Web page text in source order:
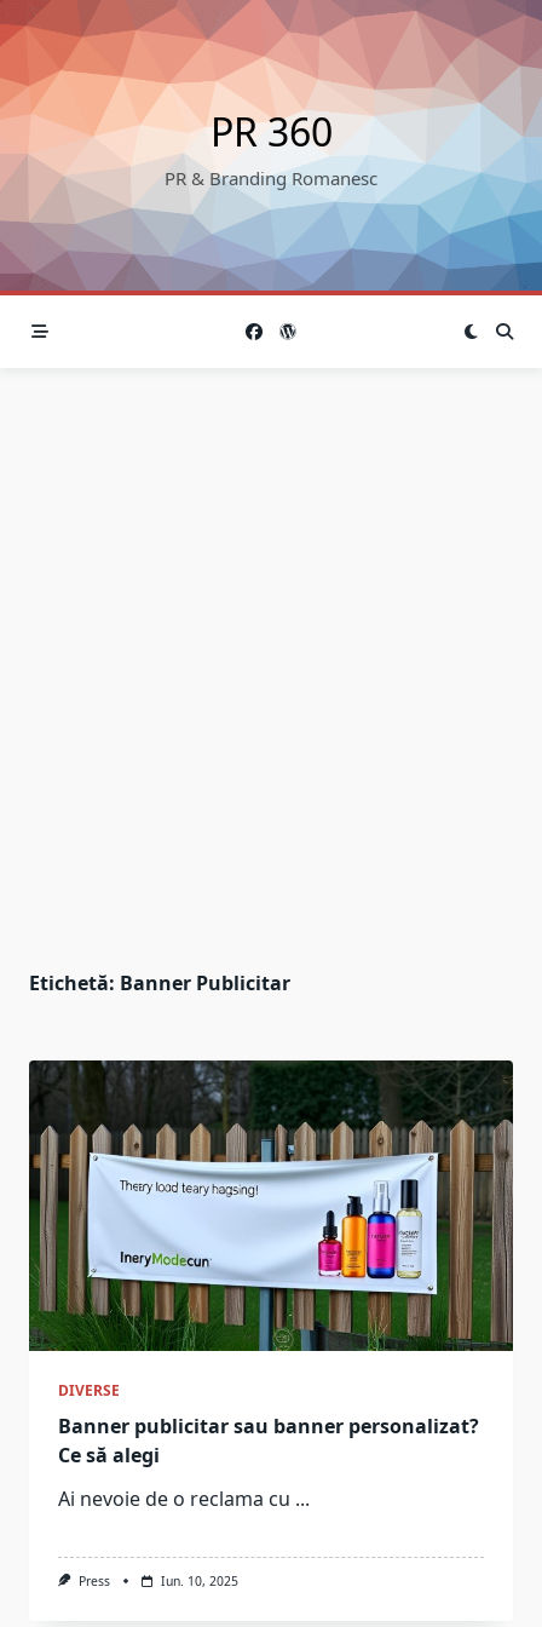
Skip
to
content
PR 360
PR & Branding Romanesc
Etichetă: Banner Publicitar
DIVERSE
Banner publicitar sau banner personalizat?
Ce să alegi
Ai nevoie de o reclama cu ...
Press Iun. 10, 2025